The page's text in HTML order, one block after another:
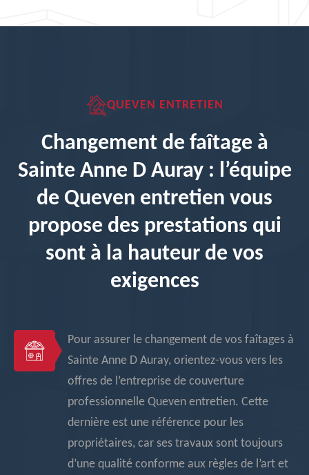
QUEVEN ENTRETIEN
Changement de faîtage à
Sainte Anne D Auray : l’équipe
de Queven entretien vous
propose des prestations qui
sont à la hauteur de vos
exigences
Pour assurer le changement de vos faîtages à
Sainte Anne D Auray, orientez-vous vers les
offres de l’entreprise de couverture
professionnelle Queven entretien. Cette
dernière est une référence pour les
propriétaires, car ses travaux sont toujours
d’une qualité conforme aux règles de l’art et